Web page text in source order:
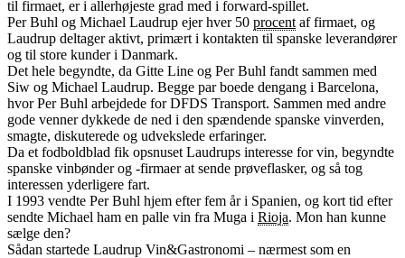
til firmaet, er i allerhøjeste grad med i forward-spillet.
Per Buhl og Michael Laudrup ejer hver 50 procent af firmaet, og
Laudrup deltager aktivt, primært i kontakten til spanske leverandører
og til store kunder i Danmark.
Det hele begyndte, da Gitte Line og Per Buhl fandt sammen med
Siw og Michael Laudrup. Begge par boede dengang i Barcelona,
hvor Per Buhl arbejdede for DFDS Transport. Sammen med andre
gode venner dykkede de ned i den spændende spanske vinverden,
smagte, diskuterede og udvekslede erfaringer.
Da et fodboldblad fik opsnuset Laudrups interesse for vin, begyndte
spanske vinbønder og -firmaer at sende prøveflasker, og så tog
interessen yderligere fart.
I 1993 vendte Per Buhl hjem efter fem år i Spanien, og kort tid efter
sendte Michael ham en palle vin fra Muga i Rioja. Mon han kunne
sælge den?
Sådan startede Laudrup Vin&Gastronomi – nærmest som en